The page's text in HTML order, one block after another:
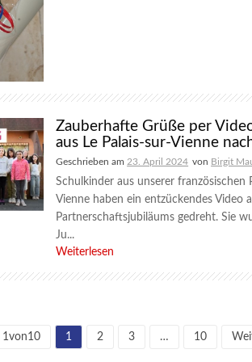
Zauberhafte Grüße per
aus Le Palais-sur-Vienne
Geschrieben am 23. April 2024 von Birgit
Schulkinder aus unserer französischen
Vienne haben ein entzückendes Video
Partnerschaftsjubiläums gedreht. Sie
Ju...
Weiterlesen
1von10 1 2 3 … 10